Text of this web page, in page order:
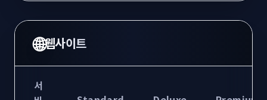
🌐웹사이트
서